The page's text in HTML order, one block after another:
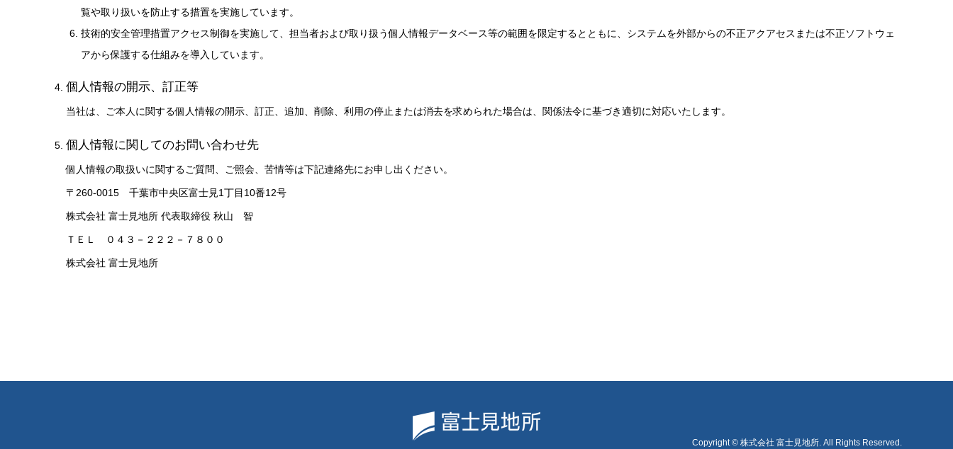
覧や取り扱いを防止する措置を実施しています。
技術的安全管理措置アクセス制御を実施して、担当者および取り扱う個人情報データベース等の範囲を限定するとともに、システムを外部からの不正アクアセスまたは不正ソフトウェ
アから保護する仕組みを導入しています。
個人情報の開示、訂正等
当社は、ご本人に関する個人情報の開示、訂正、追加、削除、利用の停止または消去を求められた場合は、関係法令に基づき適切に対応いたします。
個人情報に関してのお問い合わせ先
個人情報の取扱いに関するご質問、ご照会、苦情等は下記連絡先にお申し出ください。
〒260-0015 千葉市中央区富士見1丁目10番12号
株式会社 富士見地所 代表取締役 秋山 智
ＴＥＬ ０４３－２２２－７８００
株式会社 富士見地所
Copyright © 株式会社 富士見地所 . All Rights Reserved.